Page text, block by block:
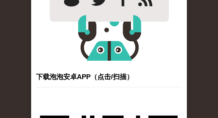
下载泡泡安卓APP（点击/扫描）